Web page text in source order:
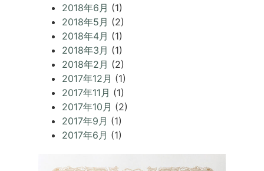
2018年6月 (1)
2018年5月 (2)
2018年4月 (1)
2018年3月 (1)
2018年2月 (2)
2017年12月 (1)
2017年11月 (1)
2017年10月 (2)
2017年9月 (1)
2017年6月 (1)